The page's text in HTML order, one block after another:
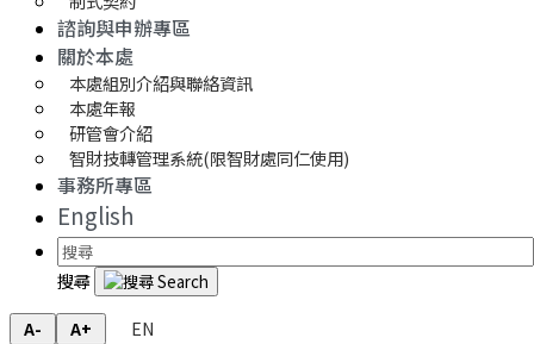
諮詢與申辦專區
關於本處
本處組別介紹與聯絡資訊
本處年報
研管會介紹
智財技轉管理系統(限智財處同仁使用)
事務所專區
English
搜尋
A- A+
EN